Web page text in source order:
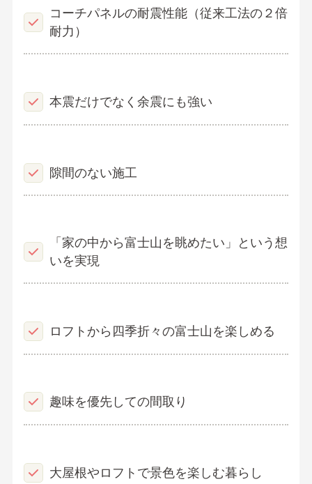
コーチパネルの耐震性能（従来工法の２倍
耐力）
本震だけでなく余震にも強い
隙間のない施工
「家の中から富士山を眺めたい」という想
いを実現
ロフトから四季折々の富士山を楽しめる
趣味を優先しての間取り
大屋根やロフトで景色を楽しむ暮らし